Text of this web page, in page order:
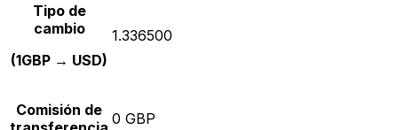
Tipo de
cambio
(1GBP → USD)
1.336500
Comisión de 0 GBP